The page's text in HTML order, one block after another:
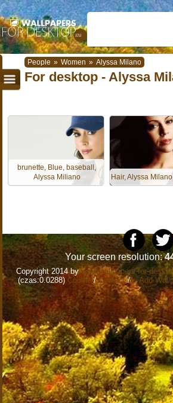
People » Women » Alyssa Milano
For desktop - Alyssa
brunette, Blue, baseball,
Alyssa Miliano
Hair, Alyssa
Your screen resolution:
Copyright 2014 bywww.wallpapers-for-
(czas:0.0288) Cookie/Contact/+ Add